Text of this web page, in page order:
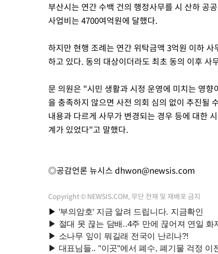
부산시는 연간 수백 건의 행정사무를 시 산하 공
사업비는 4700여억원에 달했다.
하지만 현행 조례는 연간 위탁금액 3억원 이하
하고 있다. 동의 대상이더라도 최초 동의 이후 사
문 의원은 "시민 생활과 시정 운영에 미치는 영
을 충족하지 않으면 사전 의회 심의 없이 추진될
내용과 다르게 사무가 변경되는 경우 등에 대한
계가 있었다"고 말했다.
◎공감언론 뉴시스 dhwon@newsis.com
Copyright © NEWSIS.COM, 무단 전재 및 재배포 금지